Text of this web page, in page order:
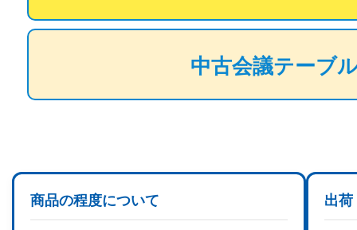
中古会議テーブ
商品の程度について 出荷